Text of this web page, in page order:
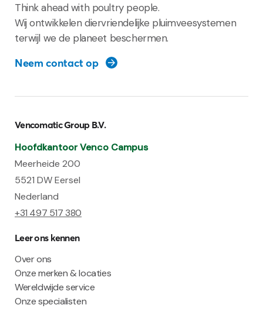
Think ahead with poultry people.
Wij ontwikkelen diervriendelijke pluimveesystemen
terwijl we de planeet beschermen.
Neem contact op
Vencomatic Group B.V.
Hoofdkantoor Venco Campus
Meerheide 200
5521 DW Eersel
Nederland
+31 497 517 380
Leer ons kennen
Over ons
Onze merken & locaties
Wereldwijde service
Onze specialisten